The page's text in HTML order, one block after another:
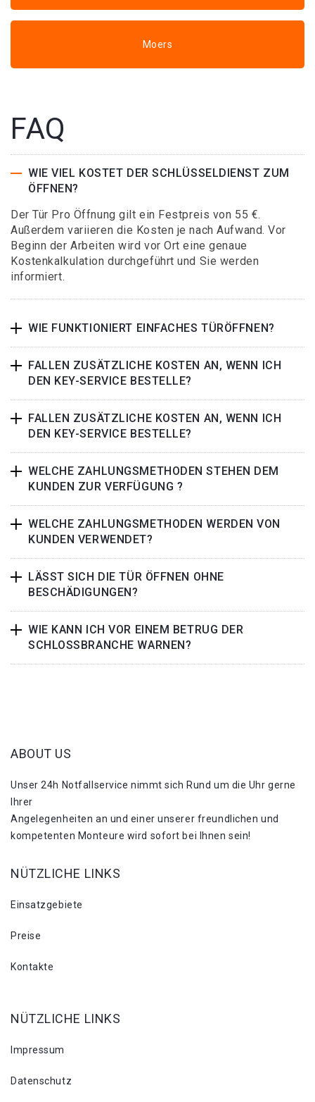
Moers
FAQ
WIE VIEL KOSTET DER SCHLÜSSELDIENST ZUM
ÖFFNEN?
Der Tür Pro Öffnung gilt ein Festpreis von 55 €.
Außerdem variieren die Kosten je nach Aufwand. Vor
Beginn der Arbeiten wird vor Ort eine genaue
Kostenkalkulation durchgeführt und Sie werden
informiert.
WIE FUNKTIONIERT EINFACHES TÜRÖFFNEN?
FALLEN ZUSÄTZLICHE KOSTEN AN, WENN ICH
DEN KEY-SERVICE BESTELLE?
FALLEN ZUSÄTZLICHE KOSTEN AN, WENN ICH
DEN KEY-SERVICE BESTELLE?
WELCHE ZAHLUNGSMETHODEN STEHEN DEM
KUNDEN ZUR VERFÜGUNG ?
WELCHE ZAHLUNGSMETHODEN WERDEN VON
KUNDEN VERWENDET?
LÄSST SICH DIE TÜR ÖFFNEN OHNE
BESCHÄDIGUNGEN?
WIE KANN ICH VOR EINEM BETRUG DER
SCHLOSSBRANCHE WARNEN?
ABOUT US
Unser 24h Notfallservice nimmt sich Rund um die Uhr gerne
Ihrer
Angelegenheiten an und einer unserer freundlichen und
kompetenten Monteure wird sofort bei Ihnen sein!
NÜTZLICHE LINKS
Einsatzgebiete
Preise
Kontakte
NÜTZLICHE LINKS
Impressum
Datenschutz